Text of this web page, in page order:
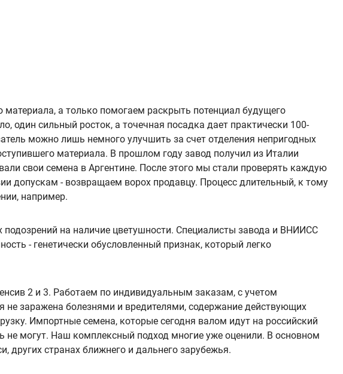
а только помогаем раскрыть потенциал будущего
один сильный росток, а точечная посадка дает практически 100-
можно лишь немного улучшить за счет отделения непригодных
материала. В прошлом году завод получил из Италии
свои семена в Аргентине. После этого мы стали проверять каждую
допускам - возвращаем ворох продавцу. Процесс длительный, к тому
например.
на наличие цветушности. Специалисты завода и ВНИИСС
- генетически обусловленный признак, который легко
2 и 3. Работаем по индивидуальным заказам, с учетом
не заражена болезнями и вредителями, содержание действующих
Импортные семена, которые сегодня валом идут на российский
не могут. Наш комплексный подход многие уже оценили. В основном
других странах ближнего и дальнего зарубежья.